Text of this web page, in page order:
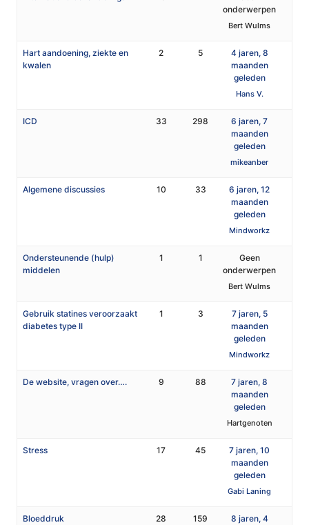
onderwerpen
Bert Wulms
Hart aandoening, ziekte en
kwalen
2 5
4 jaren, 8
maanden
geleden
Hans V.
ICD 33 298
6 jaren, 7
maanden
geleden
mikeanber
Algemene discussies 10 33
6 jaren, 12
maanden
geleden
Mindworkz
Ondersteunende (hulp)
middelen
1 1
Geen
onderwerpen
Bert Wulms
Gebruik statines veroorzaakt
diabetes type II
1 3
7 jaren, 5
maanden
geleden
Mindworkz
De website, vragen over…. 9 88
7 jaren, 8
maanden
geleden
Hartgenoten
Stress 17 45
7 jaren, 10
maanden
geleden
Gabi Laning
Bloeddruk 28 159
8 jaren, 4